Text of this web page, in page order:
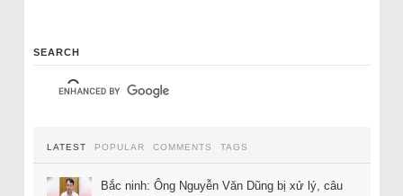
SEARCH
LATEST POPULAR COMMENTS TAGS
Bắc ninh: Ông Nguyễn Văn Dũng bị xử lý, câu